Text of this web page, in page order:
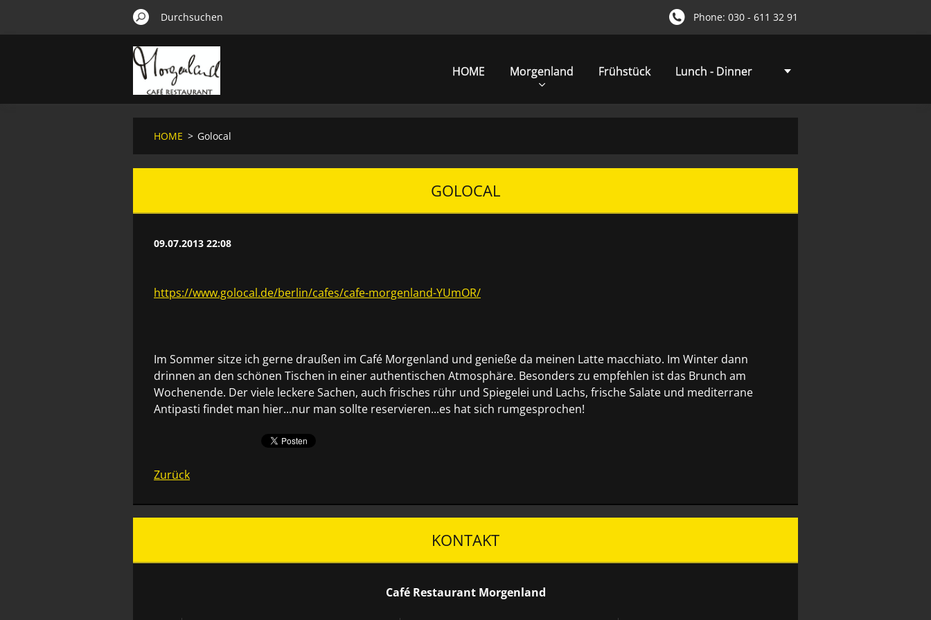
Phone: 030 - 611 32 91
HOME Morgenland Frühstück Lunch - Dinner
HOME > Golocal
GOLOCAL
09.07.2013 22:08
https://www.golocal.de/berlin/cafes/cafe-morgenland-YUmOR/
Im Sommer sitze ich gerne draußen im Café Morgenland und genieße da meinen Latte macchiato. Im Winter dann
drinnen an den schönen Tischen in einer authentischen Atmosphäre. Besonders zu empfehlen ist das Brunch am
Wochenende. Der viele leckere Sachen, auch frisches rühr und Spiegelei und Lachs, frische Salate und mediterrane
Antipasti findet man hier...nur man sollte reservieren...es hat sich rumgesprochen!
Zurück
KONTAKT
Café Restaurant Morgenland